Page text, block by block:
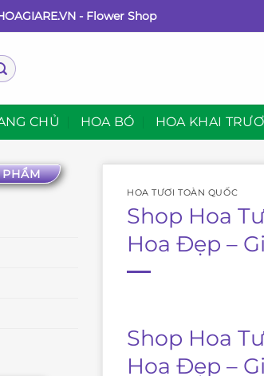
- Flower Shop
CHỦ HOA BÓ HOA KHAI
HOA TƯƠI TOÀN QUỐC
Shop Hoa
Hoa Đẹp –
Shop Hoa
Hoa Đẹp –